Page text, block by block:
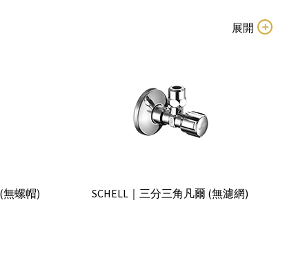
無螺帽) SCHELL｜三分三角凡爾 (無濾網)